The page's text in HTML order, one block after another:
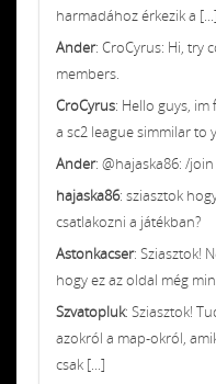
harmadához érkezik a [...]
Ander: CroCyrus: Hi, try
members.
CroCyrus: Hello guys,
a sc2 league simmilar to
Ander: @hajaska86: /
hajaska86: sziasztok
csatlakozni a játékban?
Astonkacser: Sziasztok!
hogy ez az oldal még
Szvatopluk: Sziasztok!
azokról a map-okról,
csak [...]